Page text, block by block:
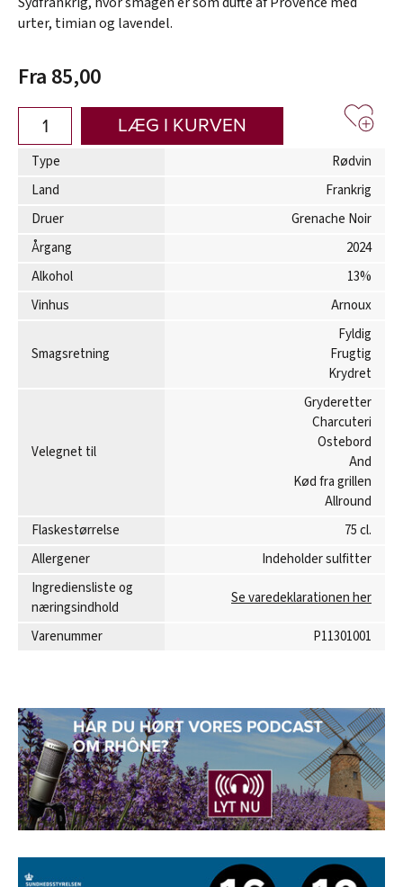
urter, timian og lavendel.
Fra 85,00
LÆG I KURVEN
Type
Rødvin
Land
Frankrig
Druer
Grenache Noir
Årgang
2024
Alkohol
13%
Vinhus
Arnoux
Smagsretning
Fyldig
Frugtig
Krydret
Velegnet til
Gryderetter
Charcuteri
Ostebord
And
Kød fra grillen
Allround
Flaskestørrelse
75 cl.
Allergener
Indeholder sulfitter
Ingrediensliste og
næringsindhold
Se varedeklarationen her
Varenummer P11301001